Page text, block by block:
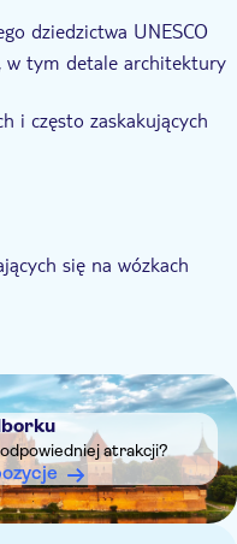
dziedzictwa UNESCO
w tym detale architektury
i często zaskakujących
się na wózkach
polskim, angielskim,
ukraińskim, litewskim,
oraz w polskim
ale muszą otrzymać
grup, w tym
odpowiedniej atrakcji?